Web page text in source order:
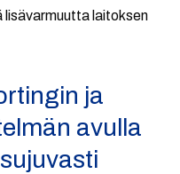
laitoksen
ja
avulla